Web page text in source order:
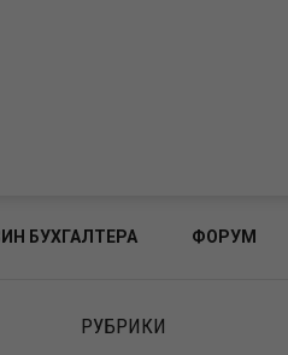
БУХГАЛТЕРА ФОРУМ
РУБРИКИ